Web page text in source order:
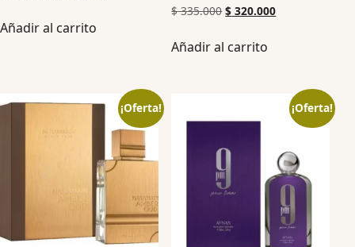
Añadir al carrito
$335.000 $ 320.000
Añadir al carrito
¡Oferta! ¡Oferta!